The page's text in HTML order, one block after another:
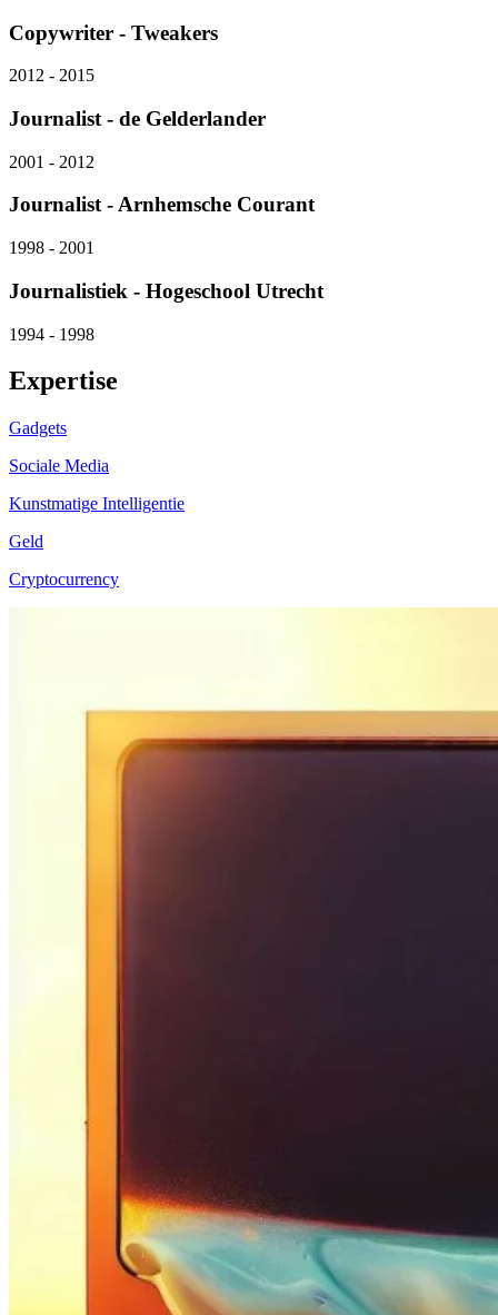
Copywriter - Tweakers
2012 - 2015
Journalist - de Gelderlander
2001 - 2012
Journalist - Arnhemsche Courant
1998 - 2001
Journalistiek - Hogeschool Utrecht
1994 - 1998
Expertise
Gadgets
Sociale Media
Kunstmatige Intelligentie
Geld
Cryptocurrency